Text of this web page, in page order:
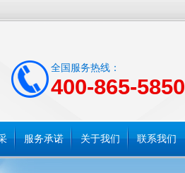
全国服务热线：
400-865-5850
服务承诺 关于我们 联系我们